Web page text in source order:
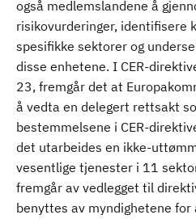
også medlemslandene å
risikovurderinger, identifisere
spesifikke sektorer og
disse enhetene. I CER-
23, fremgår det at
å vedta en delegert rettsakt
bestemmelsene i CER-
det utarbeides en ikke-
vesentlige tjenester i 11
fremgår av vedlegget til
benyttes av myndighetene